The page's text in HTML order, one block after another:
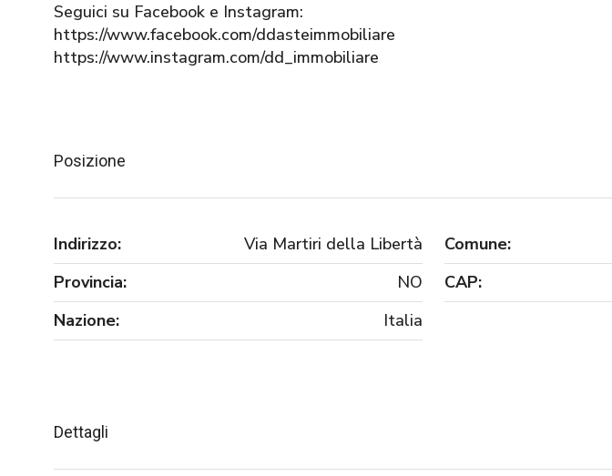
Seguici su Facebook e Instagram:
https://www.facebook.com/ddasteimmobiliare
https://www.instagram.com/dd_immobiliare
Posizione
Indirizzo: Via Martiri della Libertà Comune:
Provincia:
NO CAP:
Nazione:
Italia
Dettagli